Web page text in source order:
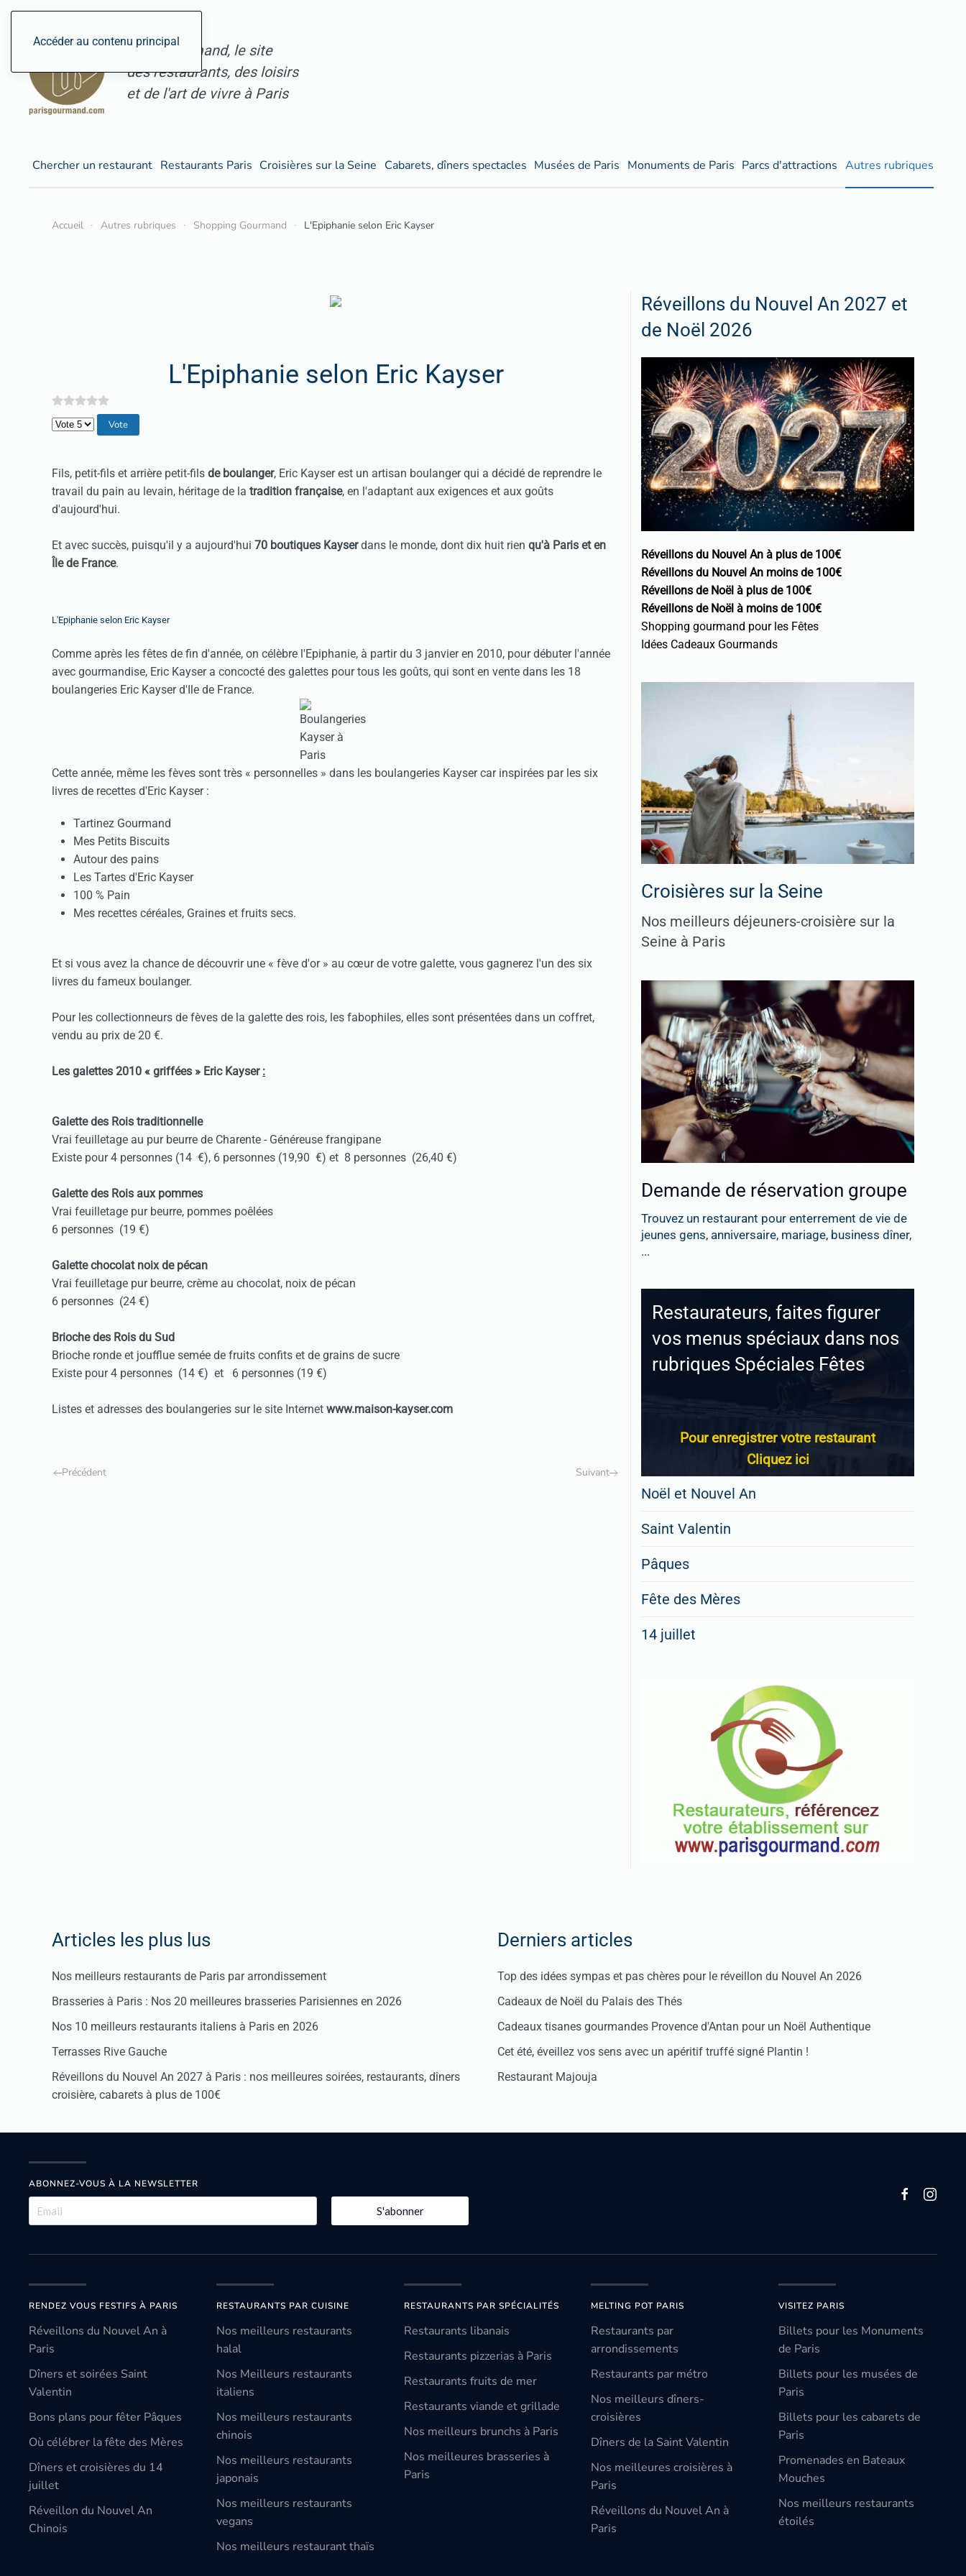
Accéder au contenu principal
ParisGourmand, le site
des restaurants, des loisirs
et de l'art de vivre à Paris
Chercher un restaurant Restaurants Paris Croisières sur la Seine Cabarets, dîners spectacles Musées de Paris Monuments de Paris Parcs d'attractions Autres rubriques
Accueil Autres rubriques Shopping Gourmand L'Epiphanie selon Eric Kayser
L'Epiphanie selon Eric Kayser
Veuillez voter
Fils, petit-fils et arrière petit-fils de boulanger, Eric Kayser est un artisan boulanger qui a décidé de reprendre le
travail du pain au levain, héritage de la tradition française, en l'adaptant aux exigences et aux goûts
d'aujourd'hui.
Et avec succès, puisqu'il y a aujourd'hui 70 boutiques Kayserdans le monde, dont dix huit rien qu'à Paris et en
Île de France.
L'Epiphanie selon Eric Kayser
Comme après les fêtes de fin d'année, on célèbre l'Epiphanie, à partir du 3 janvier en 2010, pour débuter l'année
avec gourmandise, Eric Kayser a concocté des galettes pour tous les goûts, qui sont en vente dans les 18
boulangeries Eric Kayser d'Ile de France.
Cette année, même les fèves sont très « personnelles » dans les boulangeries Kayser car inspirées par les six
livres de recettes d'Eric Kayser :
Tartinez Gourmand
Mes Petits Biscuits
Autour des pains
Les Tartes d'Eric Kayser
100 % Pain
Mes recettes céréales, Graines et fruits secs.
Et si vous avez la chance de découvrir une « fève d'or » au cœur de votre galette, vous gagnerez l'un des six
livres du fameux boulanger.
Pour les collectionneurs de fèves de la galette des rois, les fabophiles, elles sont présentées dans un coffret,
vendu au prix de 20 €.
Les galettes 2010 « griffées » Eric Kayser :
Galette des Rois traditionnelle
Vrai feuilletage au pur beurre de Charente - Généreuse frangipane
Existe pour 4 personnes (14 €), 6 personnes (19,90 €) et 8 personnes (26,40 €)
Galette des Rois aux pommes
Vrai feuilletage pur beurre, pommes poêlées
6 personnes (19 €)
Galette chocolat noix de pécan
Vrai feuilletage pur beurre, crème au chocolat, noix de pécan
6 personnes (24 €)
Brioche des Rois du Sud
Brioche ronde et joufflue semée de fruits confits et de grains de sucre
Existe pour 4 personnes (14 €) et 6 personnes (19 €)
Listes et adresses des boulangeries sur le site Internet www.maison-kayser.com
Précédent Suivant
Réveillons du Nouvel An 2027 et
de Noël 2026
Réveillons du Nouvel An à plus de 100€
Réveillons du Nouvel An moins de 100€
Réveillons de Noël à plus de 100€
Réveillons de Noël à moins de 100€
Shopping gourmand pour les Fêtes
Idées Cadeaux Gourmands
Croisières sur la Seine
Nos meilleurs déjeuners-croisière sur la
Seine à Paris
Demande de réservation groupe
Trouvez un restaurant pour enterrement de vie de
jeunes gens, anniversaire, mariage, business dîner,
...
Restaurateurs, faites figurer
vos menus spéciaux dans nos
rubriques Spéciales Fêtes
Pour enregistrer votre restaurant
Cliquez ici
Noël et Nouvel An
Saint Valentin
Pâques
Fête des Mères
14 juillet
Articles les plus lus
Nos meilleurs restaurants de Paris par arrondissement
Brasseries à Paris : Nos 20 meilleures brasseries Parisiennes en 2026
Nos 10 meilleurs restaurants italiens à Paris en 2026
Terrasses Rive Gauche
Réveillons du Nouvel An 2027 à Paris : nos meilleures soirées, restaurants, dîners
croisière, cabarets à plus de 100€
Derniers articles
Top des idées sympas et pas chères pour le réveillon du Nouvel An 2026
Cadeaux de Noël du Palais des Thés
Cadeaux tisanes gourmandes Provence d'Antan pour un Noël Authentique
Cet été, éveillez vos sens avec un apéritif truffé signé Plantin !
Restaurant Majouja
ABONNEZ-VOUS À LA NEWSLETTER
S'abonner
RENDEZ VOUS FESTIFS À PARIS
Réveillons du Nouvel An à
Paris
Dîners et soirées Saint
Valentin
Bons plans pour fêter Pâques
Où célébrer la fête des Mères
Dîners et croisières du 14
juillet
Réveillon du Nouvel An
Chinois
RESTAURANTS PAR CUISINE
Nos meilleurs restaurants
halal
Nos Meilleurs restaurants
italiens
Nos meilleurs restaurants
chinois
Nos meilleurs restaurants
japonais
Nos meilleurs restaurants
vegans
Nos meilleurs restaurant thaïs
RESTAURANTS PAR SPÉCIALITÉS
Restaurants libanais
Restaurants pizzerias à Paris
Restaurants fruits de mer
Restaurants viande et grillade
Nos meilleurs brunchs à Paris
Nos meilleures brasseries à
Paris
MELTING POT PARIS
Restaurants par
arrondissements
Restaurants par métro
Nos meilleurs dîners-
croisières
Dîners de la Saint Valentin
Nos meilleures croisières à
Paris
Réveillons du Nouvel An à
Paris
VISITEZ PARIS
Billets pour les Monuments
de Paris
Billets pour les musées de
Paris
Billets pour les cabarets de
Paris
Promenades en Bateaux
Mouches
Nos meilleurs restaurants
étoilés